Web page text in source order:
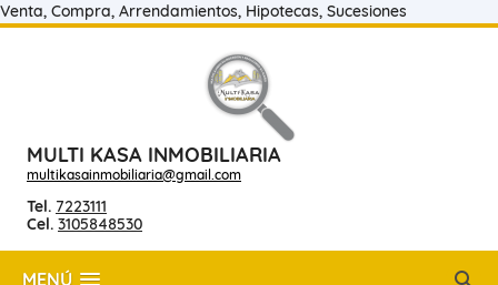
Venta, Compra, Arrendamientos, Hipotecas, Sucesiones
MULTI KASA INMOBILIARIA
multikasainmobiliaria@gmail.com
Tel. 7223111
Cel. 3105848530
MENÚ